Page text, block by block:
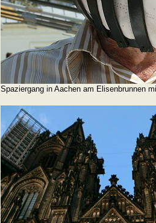
Spaziergang in Aachen am Elisenbrunnen